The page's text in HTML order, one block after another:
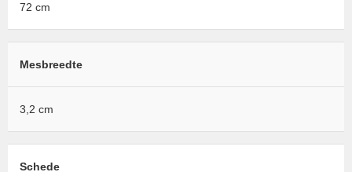
72 cm
Mesbreedte
3,2 cm
Schede